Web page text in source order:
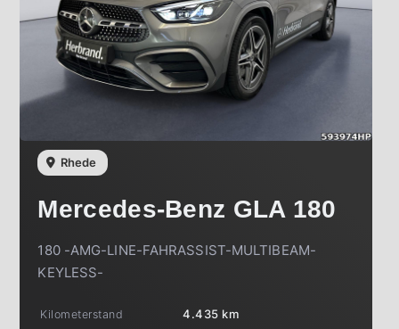
Rhede
Mercedes-Benz GLA 180
180 -AMG-LINE-FAHRASSIST-MULTIBEAM-
KEYLESS-
Kilometerstand
4.435 km